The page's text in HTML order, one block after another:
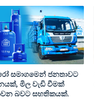
සමාගමෙන් ජනතාවට
මිල වැඩි වීමක්
බවට සහතිකයක්.